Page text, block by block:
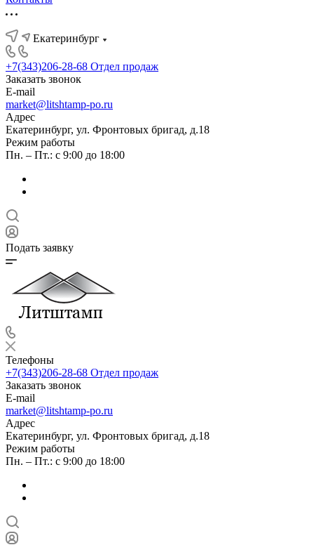
Екатеринбург
+7(343)206-28-68 Отдел продаж
Заказать звонок
E-mail
market@litshtamp-po.ru
Адрес
Екатеринбург, ул. Фронтовых бригад, д.18
Режим работы
Пн. – Пт.: с 9:00 до 18:00
Подать заявку
Телефоны
+7(343)206-28-68 Отдел продаж
Заказать звонок
E-mail
market@litshtamp-po.ru
Адрес
Екатеринбург, ул. Фронтовых бригад, д.18
Режим работы
Пн. – Пт.: с 9:00 до 18:00